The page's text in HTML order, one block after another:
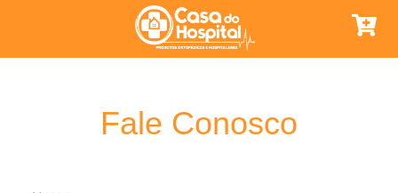
Fale Conosco